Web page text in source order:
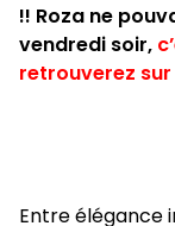
!! Roza ne
vendredi soir,
retrouverez sur
Entre élégance